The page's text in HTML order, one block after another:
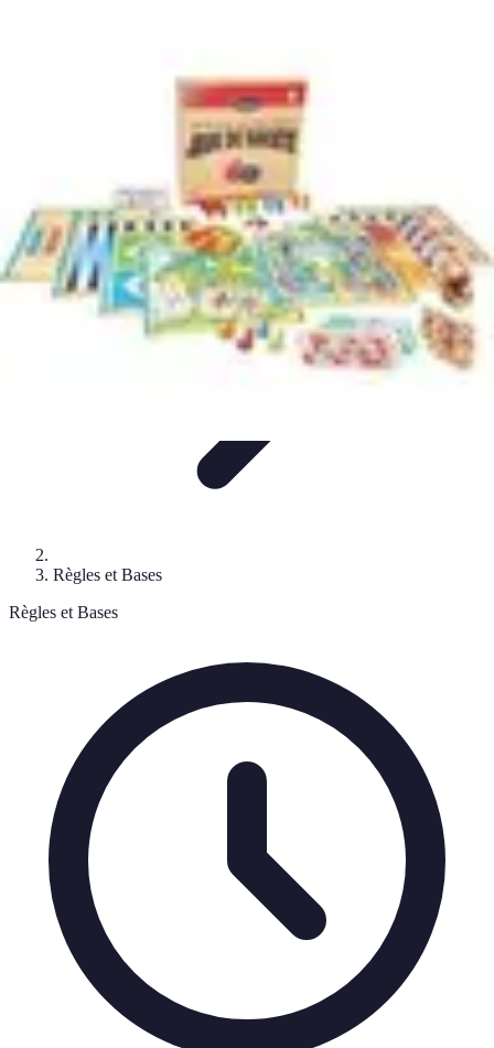
Règles et Bases
Règles et Bases